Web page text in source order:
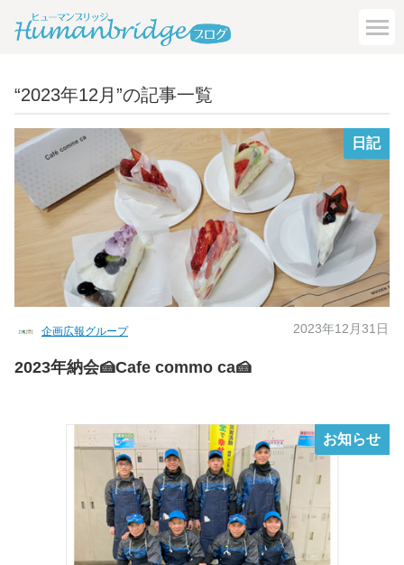
“2023年12月”の記事一覧
日記
企画広報グループ 2023年12月31日
2023年納会🍰Cafe commo ca🍰
お知らせ